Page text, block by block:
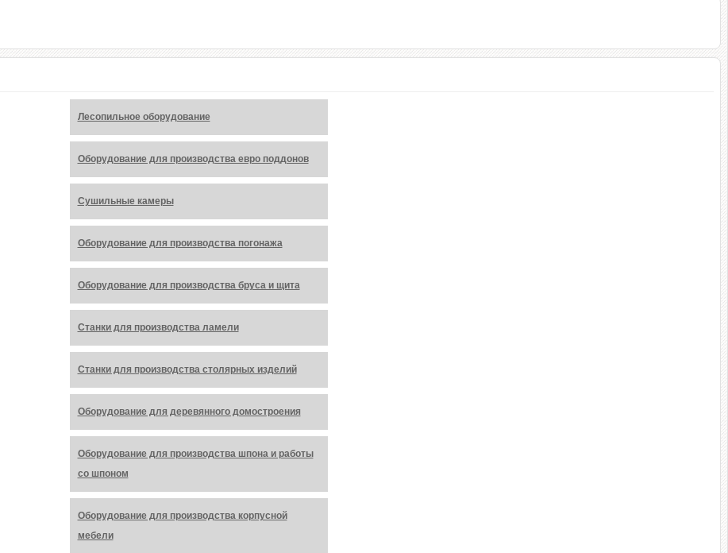
Лесопильное оборудование
Оборудование для производства евро поддонов
Сушильные камеры
Оборудование для производства погонажа
Оборудование для производства бруса и щита
Станки для производства ламели
Станки для производства столярных изделий
Оборудование для деревянного домостроения
Оборудование для производства шпона и работы
со шпоном
Оборудование для производства корпусной
мебели